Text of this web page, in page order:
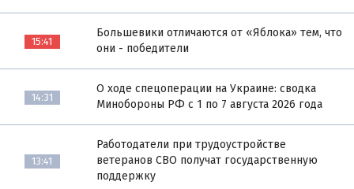
15:41
Большевики отличаются от «Яблока» тем, что
они - победители
14:31
О ходе спецоперации на Украине: сводка
Минобороны РФ с 1 по 7 августа 2026 года
13:41
Работодатели при трудоустройстве
ветеранов СВО получат государственную
поддержку